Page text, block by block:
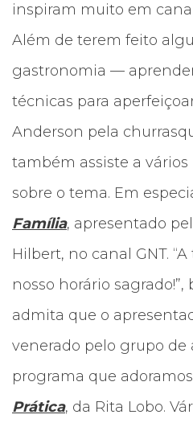
inspiram muito em
Além de terem feito
gastronomia —
técnicas para
Anderson pela
também assiste a vários
sobre o tema. Em
Família, apresentado
Hilbert, no canal GNT.
nosso horário
admita que o
venerado pelo grupo de
programa que
Prática, da Rita Lobo.